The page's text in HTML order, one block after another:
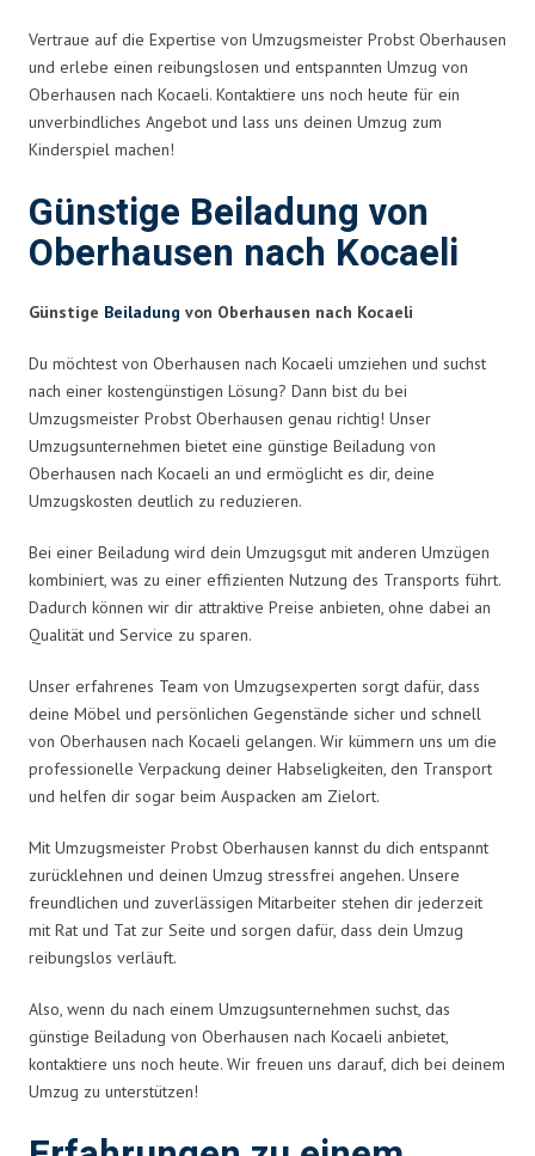
Vertraue auf die Expertise von Umzugsmeister Probst Oberhausen
und erlebe einen reibungslosen und entspannten Umzug von
Oberhausen nach Kocaeli. Kontaktiere uns noch heute für ein
unverbindliches Angebot und lass uns deinen Umzug zum
Kinderspiel machen!
Günstige Beiladung von
Oberhausen nach Kocaeli
Günstige Beiladung von Oberhausen nach Kocaeli
Du möchtest von Oberhausen nach Kocaeli umziehen und suchst
nach einer kostengünstigen Lösung? Dann bist du bei
Umzugsmeister Probst Oberhausen genau richtig! Unser
Umzugsunternehmen bietet eine günstige Beiladung von
Oberhausen nach Kocaeli an und ermöglicht es dir, deine
Umzugskosten deutlich zu reduzieren.
Bei einer Beiladung wird dein Umzugsgut mit anderen Umzügen
kombiniert, was zu einer effizienten Nutzung des Transports führt.
Dadurch können wir dir attraktive Preise anbieten, ohne dabei an
Qualität und Service zu sparen.
Unser erfahrenes Team von Umzugsexperten sorgt dafür, dass
deine Möbel und persönlichen Gegenstände sicher und schnell
von Oberhausen nach Kocaeli gelangen. Wir kümmern uns um die
professionelle Verpackung deiner Habseligkeiten, den Transport
und helfen dir sogar beim Auspacken am Zielort.
Mit Umzugsmeister Probst Oberhausen kannst du dich entspannt
zurücklehnen und deinen Umzug stressfrei angehen. Unsere
freundlichen und zuverlässigen Mitarbeiter stehen dir jederzeit
mit Rat und Tat zur Seite und sorgen dafür, dass dein Umzug
reibungslos verläuft.
Also, wenn du nach einem Umzugsunternehmen suchst, das
günstige Beiladung von Oberhausen nach Kocaeli anbietet,
kontaktiere uns noch heute. Wir freuen uns darauf, dich bei deinem
Umzug zu unterstützen!